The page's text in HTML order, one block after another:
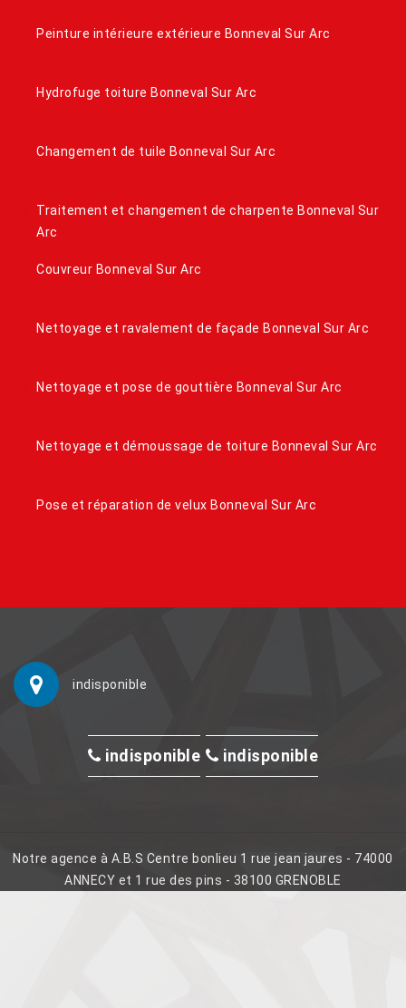
Peinture intérieure extérieure Bonneval Sur Arc
Hydrofuge toiture Bonneval Sur Arc
Changement de tuile Bonneval Sur Arc
Traitement et changement de charpente Bonneval Sur
Arc
Couvreur Bonneval Sur Arc
Nettoyage et ravalement de façade Bonneval Sur Arc
Nettoyage et pose de gouttière Bonneval Sur Arc
Nettoyage et démoussage de toiture Bonneval Sur Arc
Pose et réparation de velux Bonneval Sur Arc
indisponible
indisponible indisponible
Notre agence à A.B.S Centre bonlieu 1 rue jean jaures - 74000
ANNECY et 1 rue des pins - 38100 GRENOBLE